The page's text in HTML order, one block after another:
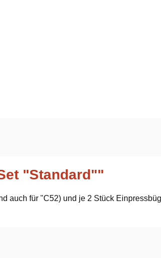
"Standard""
auch für "C52) und je 2 Stück